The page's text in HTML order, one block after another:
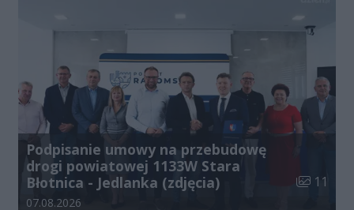
Podpisanie umowy na przebudowę
drogi powiatowej 1133W Stara
Błotnica - Jedlanka (zdjęcia)
Liczba
11
Data dodania galerii:
07.08.2026